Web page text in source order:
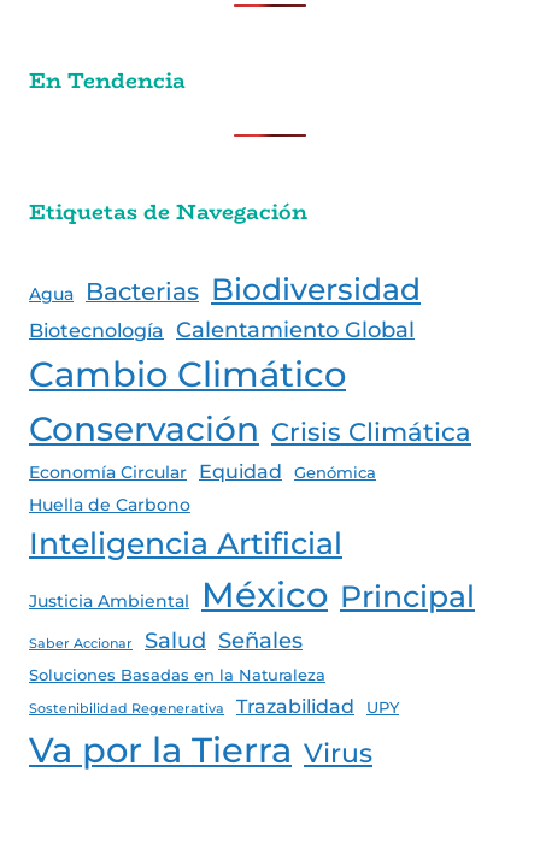
En Tendencia
Etiquetas de Navegación
Agua Bacterias Biodiversidad
Biotecnología Calentamiento Global
Cambio Climático
Conservación Crisis Climática
Economía Circular Equidad Genómica
Huella de Carbono
Inteligencia Artificial
Justicia Ambiental México Principal
Saber Accionar Salud Señales
Soluciones Basadas en la Naturaleza
Sostenibilidad Regenerativa Trazabilidad UPY
Va por la Tierra Virus